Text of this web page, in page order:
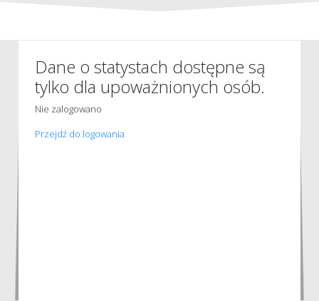
Dane o statystach dostępne są
tylko dla upoważnionych osób.
Nie zalogowano
Przejdź do logowania